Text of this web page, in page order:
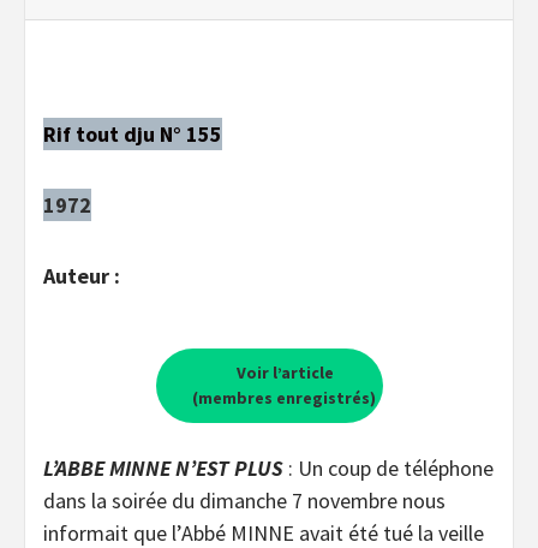
Rif tout dju N° 155
1972
Auteur :
Voir l’article
(membres enregistrés)
L’ABBE MINNE N’EST PLUS : Un coup de téléphone
dans la soirée du dimanche 7 novembre nous
informait que l’Abbé MINNE avait été tué la veille